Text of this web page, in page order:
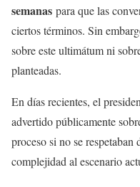
semanas para que las
ciertos términos. Sin
sobre este ultimátum ni
planteadas.
En días recientes, el
advertido públicamente
proceso si no se
complejidad al escenario